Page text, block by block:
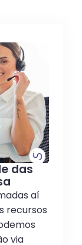
das
aí
recursos
via